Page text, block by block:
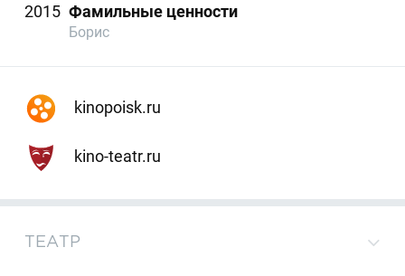
2015 Фамильные ценности
Борис
kinopoisk.ru
kino-teatr.ru
ТЕАТР